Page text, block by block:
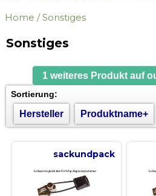
Home /Sonstiges
Sonstiges
1 weiteres Produkt auf
Sortierung:
Hersteller Produktname+
sackundpack